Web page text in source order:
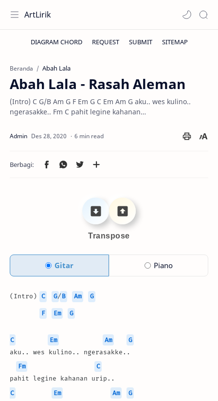
ArtLirik
Beranda Abah Lala
Abah Lala - Rasah Aleman
(Intro) C G/B Am G F Em G C Em Am G aku.. wes kulino..
ngerasakke.. Fm C pahit legine kahanan…
6 min read
Transpose
Gitar Piano
(Intro) C G/ B Am G
F Em G
C Em Am
G
aku.. wes kulino.. ngerasakke..
Fm
C
pahit legine kahanan urip..
C
Em Am
G